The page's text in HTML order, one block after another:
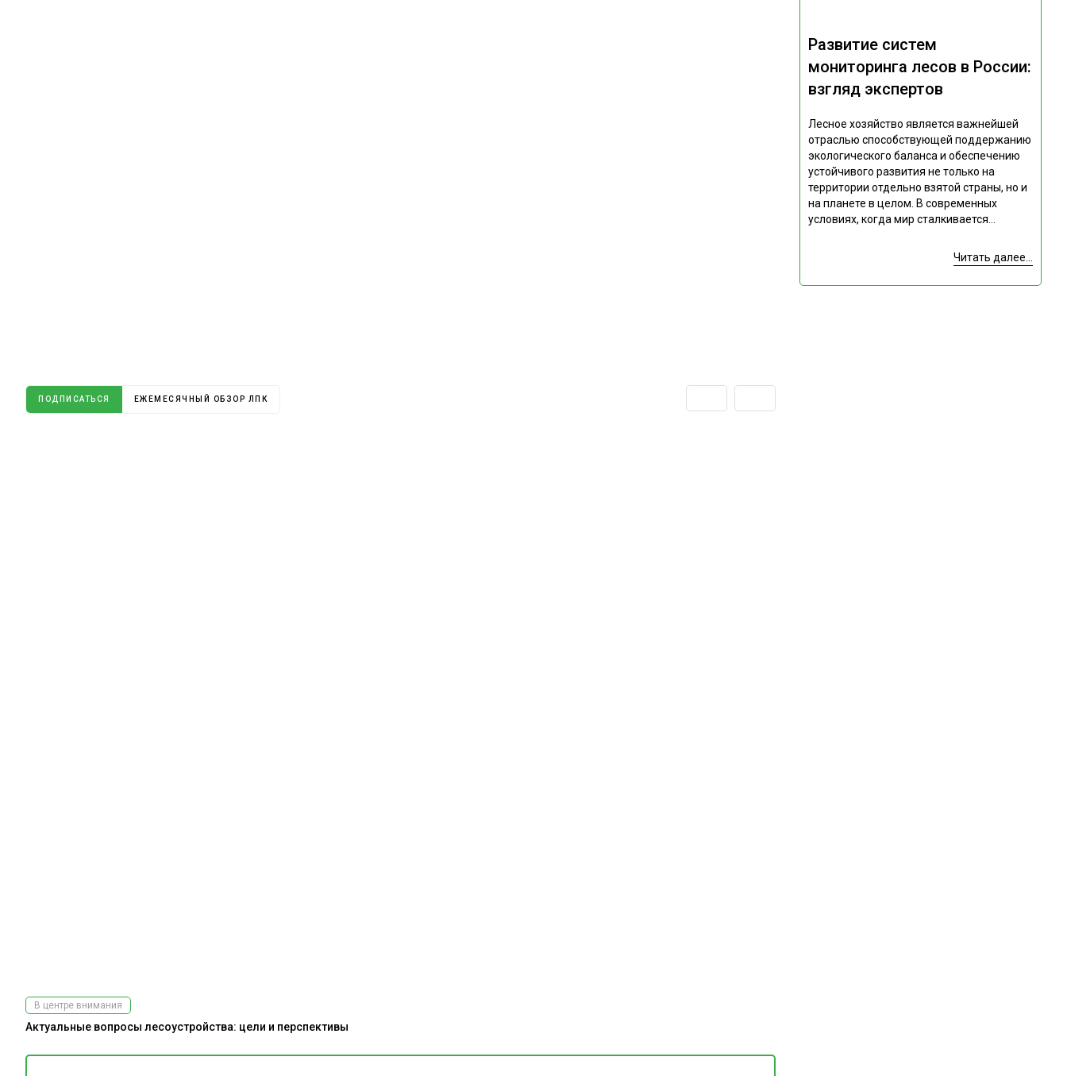
Развитие систем
мониторинга лесов в России:
взгляд экспертов
Лесное хозяйство является важнейшей
отраслью способствующей поддержанию
экологического баланса и обеспечению
устойчивого развития не только на
территории отдельно взятой страны, но и
на планете в целом. В современных
условиях, когда мир сталкивается...
Читать далее...
ПОДПИСАТЬСЯ ЕЖЕМЕСЯЧНЫЙ ОБЗОР ЛПК
В центре внимания
Актуальные вопросы лесоустройства: цели и перспективы